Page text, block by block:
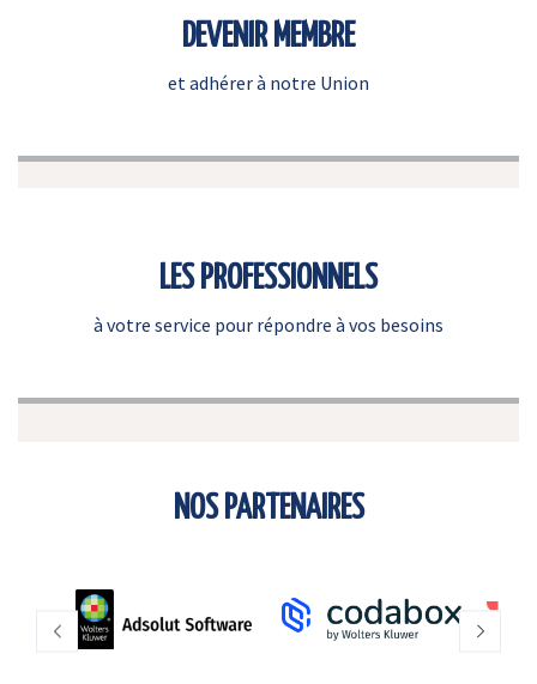
DEVENIR MEMBRE
et adhérer à notre Union
LES PROFESSIONNELS
à votre service pour répondre à vos besoins
NOS PARTENAIRES